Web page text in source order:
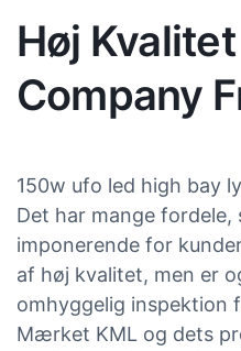
Høj
Company
150w ufo led high bay
Det har mange
imponerende for
af høj kvalitet, men er
omhyggelig inspektion
Mærket KML og dets